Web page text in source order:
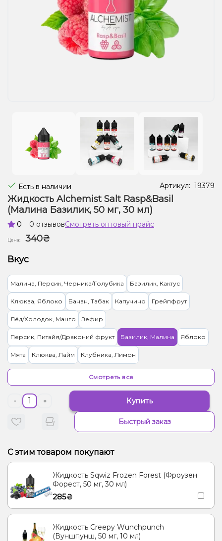
Жидкости для электронных сигарет
Подарочные наборы
Есть в наличии Артикул: 19379
Жидкость Alchemist Salt Rasp&Basil
(Малина Базилик, 50 мг, 30 мл)
0 0 отзывовСмотреть оптовый прайс
Цена:
340₴
Вкус
Малина, Персик, Черника/Голубика Базилик, Кактус
Клюква, Яблоко Банан, Табак Капучино Грейпфрут
Лёд/Холодок, Манго Зефир
Персик, Питайя/Драконий фрукт Базилик, Малина Яблоко
Мята Клюква, Лайм Клубника, Лимон
Смотреть все
- + Купить
Быстрый заказ
С этим товаром покупают
Жидкость Sqwiz Frozen Forest (Фроузен
Форест, 50 мг, 30 мл)
285₴
Жидкость Creepy Wunchpunch
(Вуншпунш, 50 мг, 10 мл)